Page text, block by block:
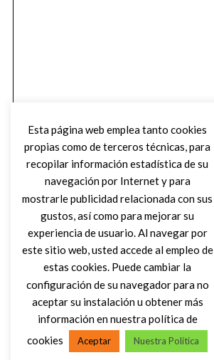
VOLVER AL INICIO
Esta página web emplea tanto cookies
propias como de terceros técnicas, para
recopilar información estadística de su
navegación por Internet y para
mostrarle publicidad relacionada con sus
gustos, así como para mejorar su
experiencia de usuario. Al navegar por
este sitio web, usted accede al empleo de
estas cookies. Puede cambiar la
configuración de su navegador para no
aceptar su instalación u obtener más
información en nuestra política de
cookies
Aceptar Nuestra Política